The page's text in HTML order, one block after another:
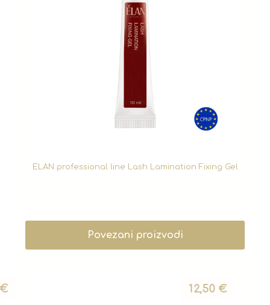
ELAN professional line Lash Lamination Fixing Gel
Povezani proizvodi
€ 12,50 €